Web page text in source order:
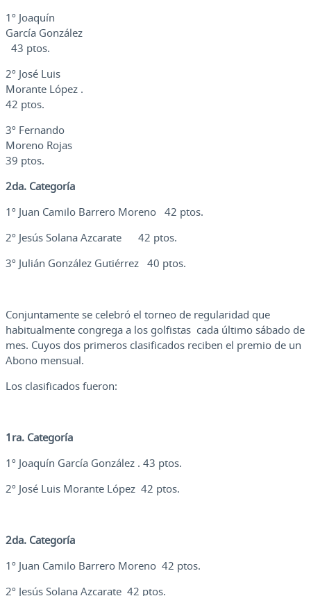
1º Joaquín
García González
43 ptos.
2º José Luis
Morante López .
42 ptos.
3º Fernando
Moreno Rojas
39 ptos.
2da. Categoría
1º Juan Camilo Barrero Moreno 42 ptos.
2º Jesús Solana Azcarate 42 ptos.
3º Julián González Gutiérrez 40 ptos.
Conjuntamente se celebró el torneo de regularidad que
habitualmente congrega a los golfistas cada último sábado de
mes. Cuyos dos primeros clasificados reciben el premio de un
Abono mensual.
Los clasificados fueron:
1ra. Categoría
1º Joaquín García González . 43 ptos.
2º José Luis Morante López 42 ptos.
2da. Categoría
1º Juan Camilo Barrero Moreno 42 ptos.
2º Jesús Solana Azcarate 42 ptos.